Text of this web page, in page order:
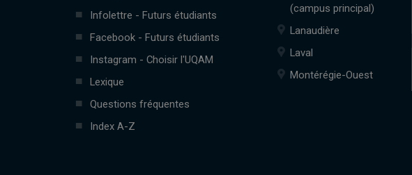
Infolettre - Futurs étudiants
Facebook - Futurs étudiants
Instagram - Choisir l'UQAM
Lexique
Questions fréquentes
Index A-Z
(campus principal)
Lanaudière
Laval
Montérégie-Ouest